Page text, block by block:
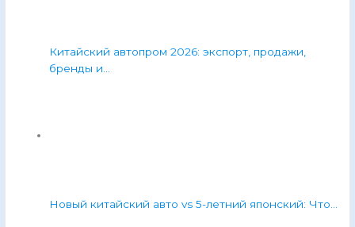
Китайский автопром 2026: экспорт, продажи,
бренды и…
Новый китайский авто vs 5-летний японский: Что…